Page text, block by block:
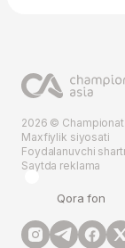
2026 ©
Maxfiylik siyosati
Foydalanuvchi
Saytda reklama
Qora fon